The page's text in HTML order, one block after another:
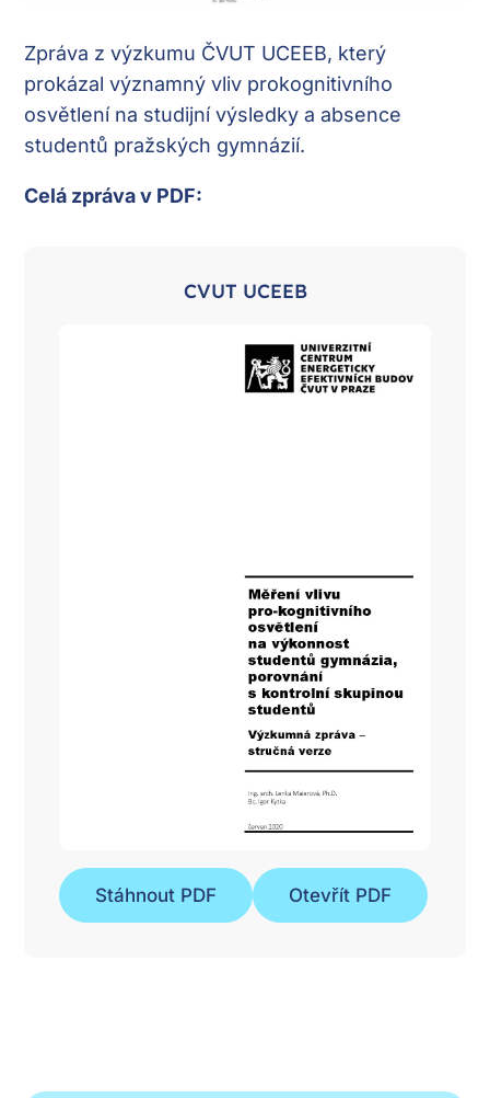
Zpráva z výzkumu ČVUT UCEEB, který
prokázal významný vliv prokognitivního
osvětlení na studijní výsledky a absence
studentů pražských gymnázií.
Celá zpráva v PDF:
CVUT UCEEB
Stáhnout PDF Otevřít PDF